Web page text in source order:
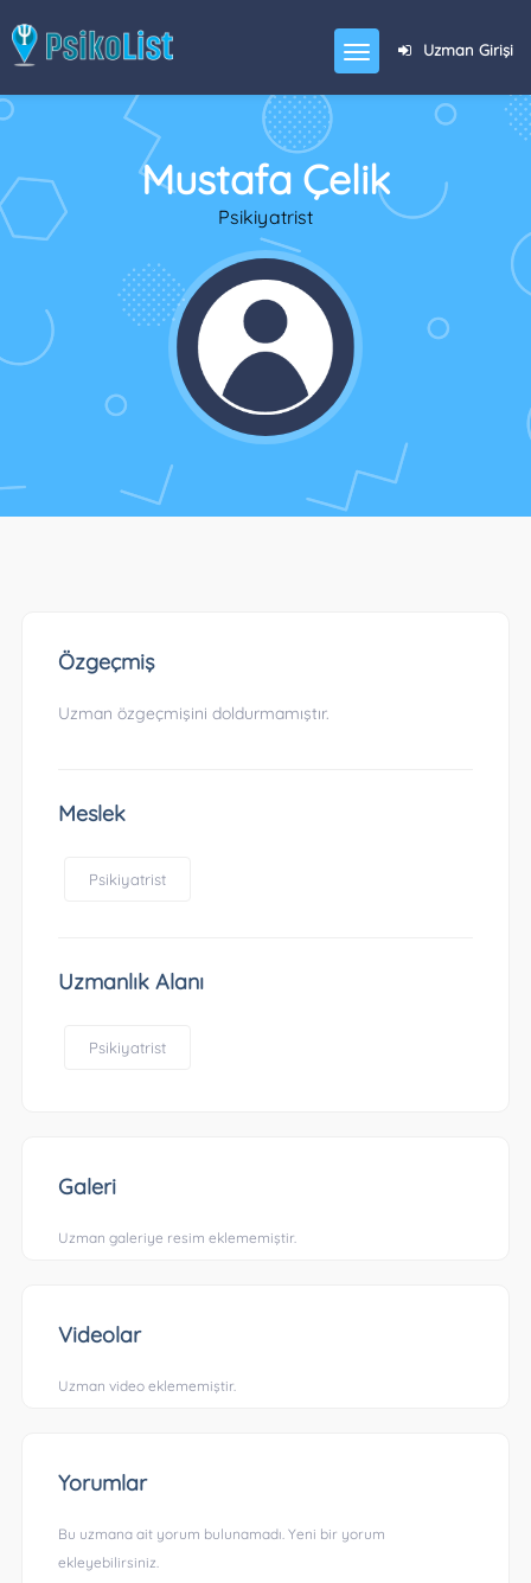
Uzman Girişi
Mustafa Çelik
Psikiyatrist
Özgeçmiş
Uzman özgeçmişini doldurmamıştır.
Meslek
Psikiyatrist
Uzmanlık Alanı
Psikiyatrist
Galeri
Uzman galeriye resim eklememiştir.
Videolar
Uzman video eklememiştir.
Yorumlar
Bu uzmana ait yorum bulunamadı. Yeni bir yorum
ekleyebilirsiniz.